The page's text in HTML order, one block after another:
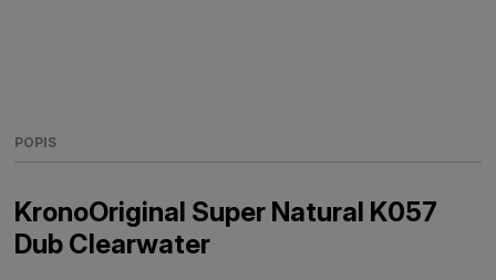
POPIS
KronoOriginal Super Natural K057
Dub Clearwater